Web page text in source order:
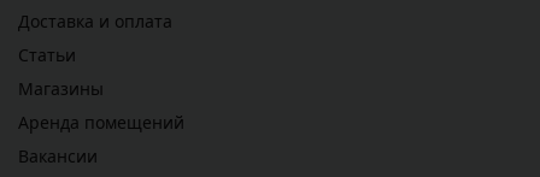
Доставка и оплата
Статьи
Магазины
Аренда помещений
Вакансии